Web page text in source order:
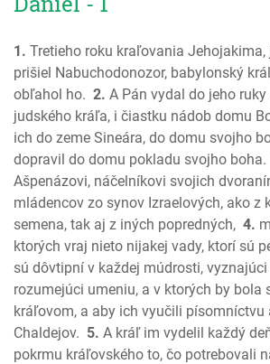
2 Samuel
2 Kniha kráľov
1 Kroník; Paralipomenon
2 Kroník; Paralipomenon
Ezdráš
Nehemiáš
Ester
Jób
Žalmy
Príslovia
Kazateľ
Pieseň piesní
Izaiáš
Jeremiáš
1. Tretieho roku kraľovania Jehojakima,
prišiel Nabuchodonozor, babylonský
obľahol ho. 2. A Pán vydal do jeho
judského kráľa, i čiastku nádob domu
ich do zeme Sineára, do domu svojho
dopravil do domu pokladu svojho boha.
Ašpenázovi, náčelníkovi svojich
mládencov zo synov Izraelových, ako z
semena, tak aj z iných popredných, 4.
ktorých vraj nieto nijakej vady, ktorí sú
sú dôvtipní v každej múdrosti, vyznajúci
rozumejúci umeniu, a v ktorých by bola
kráľovom, a aby ich vyučili písomníctvu
Chaldejov. 5. A kráľ im vydelil každý
pokrmu kráľovského to, čo potrebovali